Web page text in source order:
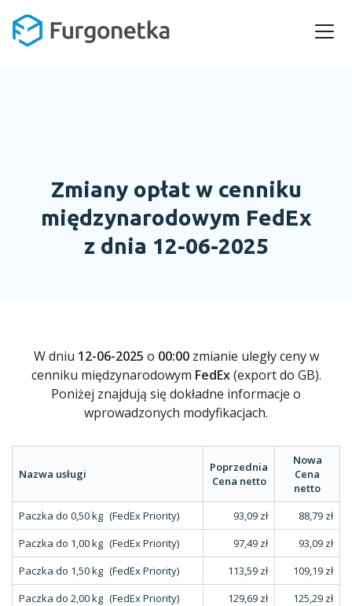
Zmiany opłat w cenniku
międzynarodowym FedEx
z dnia 12-06-2025
W dniu 12-06-2025 o 00:00zmianie uległy ceny w
cenniku międzynarodowym FedEx(export do GB).
Poniżej znajdują się dokładne informacje o
wprowadzonych modyfikacjach.
Nazwa usługi
Poprzednia
Cena netto
Nowa
Cena
netto
Paczka do 0,50 kg (FedEx Priority) 93,09 zł
88,79 zł
Paczka do 1,00 kg (FedEx Priority) 97,49 zł
93,09 zł
Paczka do 1,50 kg (FedEx Priority) 113,59 zł
109,19 zł
Paczka do 2,00 kg (FedEx Priority) 129,69 zł
125,29 zł